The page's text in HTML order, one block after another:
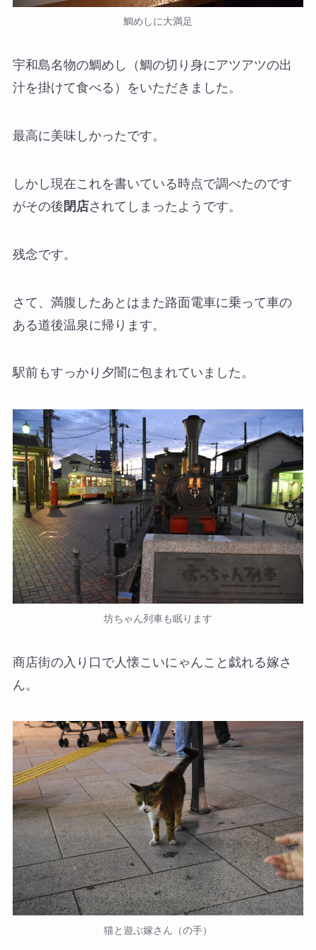
鯛めしに大満足
宇和島名物の鯛めし（鯛の切り身にアツアツの出
汁を掛けて食べる）をいただきました。
最高に美味しかったです。
しかし現在これを書いている時点で調べたのです
がその後 閉店されてしまったようです。
残念です。
さて、満腹したあとはまた路面電車に乗って車の
ある道後温泉に帰ります。
駅前もすっかり夕闇に包まれていました。
坊ちゃん列車も眠ります
商店街の入り口で人懐こいにゃんこと戯れる嫁さ
ん。
猫と遊ぶ嫁さん（の手）